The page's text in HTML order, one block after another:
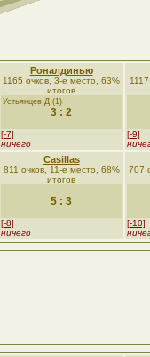
Роналдинью
1165 очков, 3-е место, 63%
итогов
Устьянцев Д (1)
3 : 2
[-7]
ничего
[-9]
Casillas
811 очков, 11-е место, 68%
итогов
5 : 3
[-8]
ничего
707
[-10]